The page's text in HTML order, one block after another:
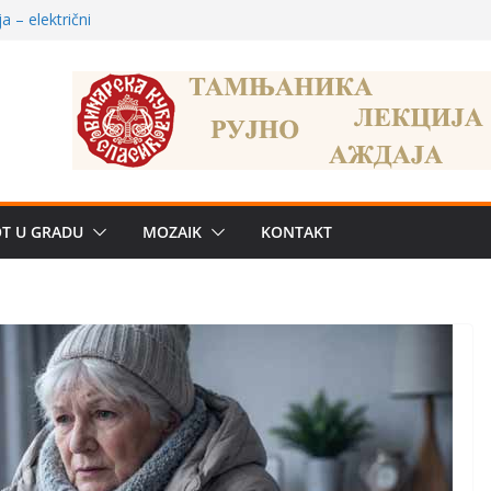
privatne
– električni
mira dočekao
može li
Brus se
U GRADU MOZAIK KONTAKT